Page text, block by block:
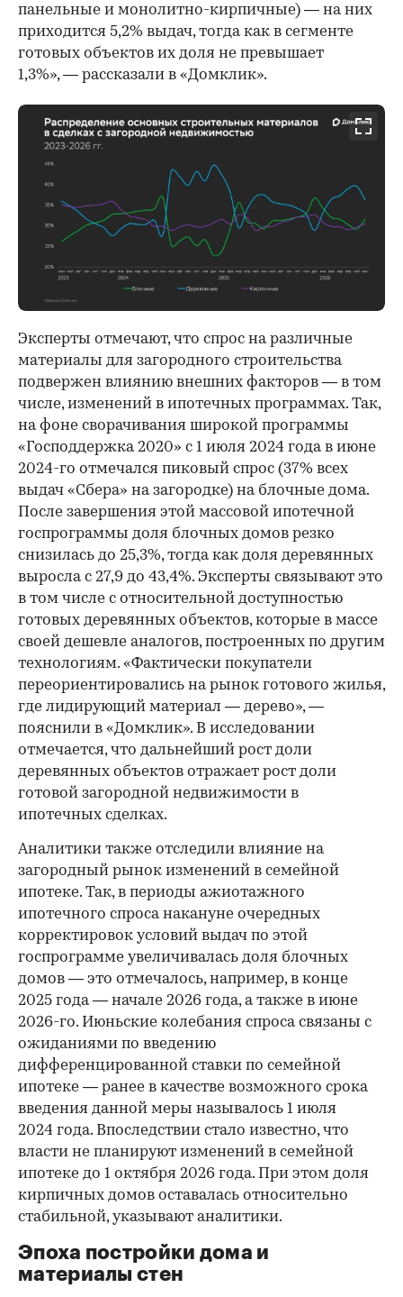
панельные и монолитно-кирпичные) — на них
приходится 5,2% выдач, тогда как в сегменте
готовых объектов их доля не превышает
1,3%», — рассказали в «Домклик».
Эксперты отмечают, что спрос на различные
материалы для загородного строительства
подвержен влиянию внешних факторов — в том
числе, изменений в ипотечных программах. Так,
на фоне сворачивания широкой программы
«Господдержка 2020» с 1 июля 2024 года в июне
2024-го отмечался пиковый спрос (37% всех
выдач «Сбера» на загородке) на блочные дома.
После завершения этой массовой ипотечной
госпрограммы доля блочных домов резко
снизилась до 25,3%, тогда как доля деревянных
выросла с 27,9 до 43,4%. Эксперты связывают это
в том числе с относительной доступностью
готовых деревянных объектов, которые в массе
своей дешевле аналогов, построенных по другим
технологиям. «Фактически покупатели
переориентировались на рынок готового жилья,
где лидирующий материал — дерево», —
пояснили в «Домклик». В исследовании
отмечается, что дальнейший рост доли
деревянных объектов отражает рост доли
готовой загородной недвижимости в
ипотечных сделках.
Аналитики также отследили влияние на
загородный рынок изменений в семейной
ипотеке. Так, в периоды ажиотажного
ипотечного спроса накануне очередных
корректировок условий выдач по этой
госпрограмме увеличивалась доля блочных
домов — это отмечалось, например, в конце
2025 года — начале 2026 года, а также в июне
2026-го. Июньские колебания спроса связаны с
ожиданиями по введению
дифференцированной ставки по семейной
ипотеке — ранее в качестве возможного срока
введения данной меры называлось 1 июля
2024 года. Впоследствии стало известно, что
власти не планируют изменений в семейной
ипотеке до 1 октября 2026 года. При этом доля
кирпичных домов оставалась относительно
стабильной, указывают аналитики.
Эпоха постройки дома и
материалы стен